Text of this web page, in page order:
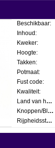
Beschikbaar:
Inhoud:
Kweker:
Hoogte:
Takken:
Potmaat:
Fust code:
Kwaliteit:
Land van herkomst:
Knoppen/Bloemen:
Rijpheidsstadium: